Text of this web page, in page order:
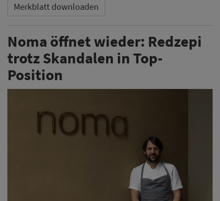
Merkblatt downloaden
Noma öffnet wieder: Redzepi
trotz Skandalen in Top-
Position